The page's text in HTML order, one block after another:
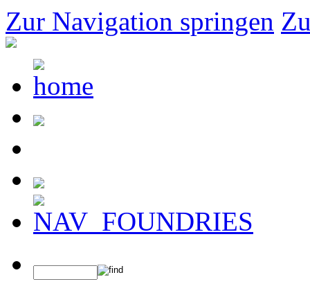
Zur Navigation springen